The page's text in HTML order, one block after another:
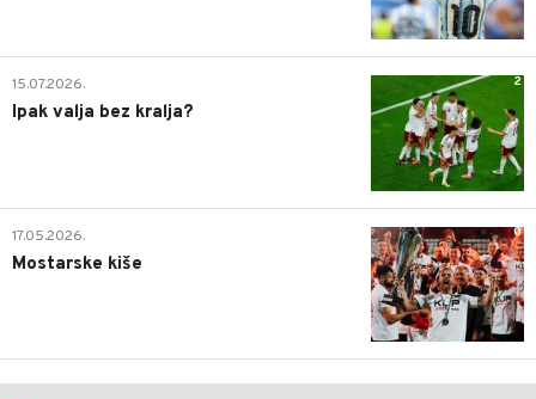
2
15.07.2026.
Ipak valja bez kralja?
0
17.05.2026.
Mostarske kiše